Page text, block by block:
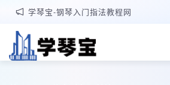
学琴宝-钢琴入门指法教程网